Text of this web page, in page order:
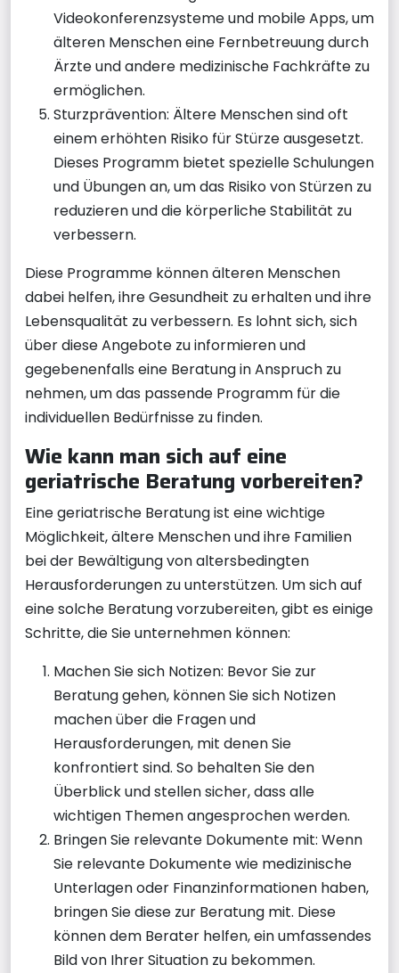
Videokonferenzsysteme und mobile Apps, um
älteren Menschen eine Fernbetreuung durch
Ärzte und andere medizinische Fachkräfte zu
ermöglichen.
Sturzprävention: Ältere Menschen sind oft
einem erhöhten Risiko für Stürze ausgesetzt.
Dieses Programm bietet spezielle Schulungen
und Übungen an, um das Risiko von Stürzen zu
reduzieren und die körperliche Stabilität zu
verbessern.
Diese Programme können älteren Menschen
dabei helfen, ihre Gesundheit zu erhalten und ihre
Lebensqualität zu verbessern. Es lohnt sich, sich
über diese Angebote zu informieren und
gegebenenfalls eine Beratung in Anspruch zu
nehmen, um das passende Programm für die
individuellen Bedürfnisse zu finden.
Wie kann man sich auf eine
geriatrische Beratung vorbereiten?
Eine geriatrische Beratung ist eine wichtige
Möglichkeit, ältere Menschen und ihre Familien
bei der Bewältigung von altersbedingten
Herausforderungen zu unterstützen. Um sich auf
eine solche Beratung vorzubereiten, gibt es einige
Schritte, die Sie unternehmen können:
Machen Sie sich Notizen: Bevor Sie zur
Beratung gehen, können Sie sich Notizen
machen über die Fragen und
Herausforderungen, mit denen Sie
konfrontiert sind. So behalten Sie den
Überblick und stellen sicher, dass alle
wichtigen Themen angesprochen werden.
Bringen Sie relevante Dokumente mit: Wenn
Sie relevante Dokumente wie medizinische
Unterlagen oder Finanzinformationen haben,
bringen Sie diese zur Beratung mit. Diese
können dem Berater helfen, ein umfassendes
Bild von Ihrer Situation zu bekommen.